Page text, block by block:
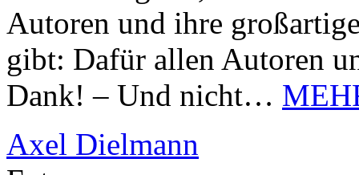
Autoren und ihre
gibt: Dafür allen Autoren
Dank! – Und nicht…
Axel Dielmann